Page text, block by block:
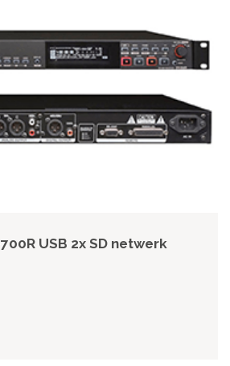
USB 2x SD netwerk